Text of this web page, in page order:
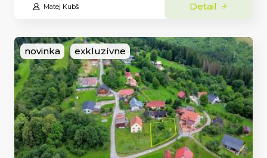
Matej Kubš Detail
novinka exkluzívne